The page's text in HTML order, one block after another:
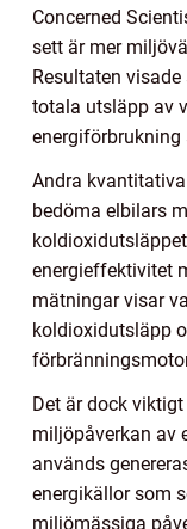
Concerned
sett är mer
Resultaten
totala utsläpp av
Andra
bedöma elbilars
energieffektivitet
mätningar visar
koldioxidutsläpp
Det är dock
miljöpåverkan av
används
energikällor som
miljömässiga